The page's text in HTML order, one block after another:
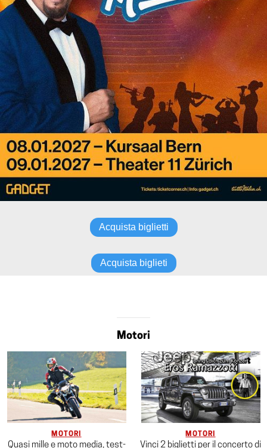
Acquista biglietti
Acquista biglieti
Motori
MOTORI
Quasi mille e moto media, test-
MOTORI
Vinci 2 biglietti per il concerto di